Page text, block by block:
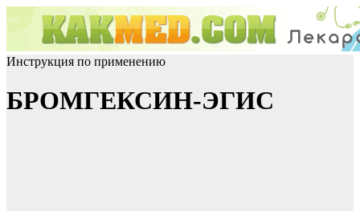
Инструкция по применению
БРОМГЕКСИН-ЭГИС